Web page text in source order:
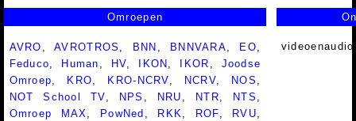
Omroepen
AVRO ,AVROTROS , BNN , BNNVARA, EO,
Feduco, Human , HV, IKON , IKOR , Joodse
Omroep, KRO, KRO-NCRV, NCRV, NOS ,
NOT School TV, NPS , NRU , NTR, NTS ,
Omroep MAX, PowNed , RKK, ROF, RVU,